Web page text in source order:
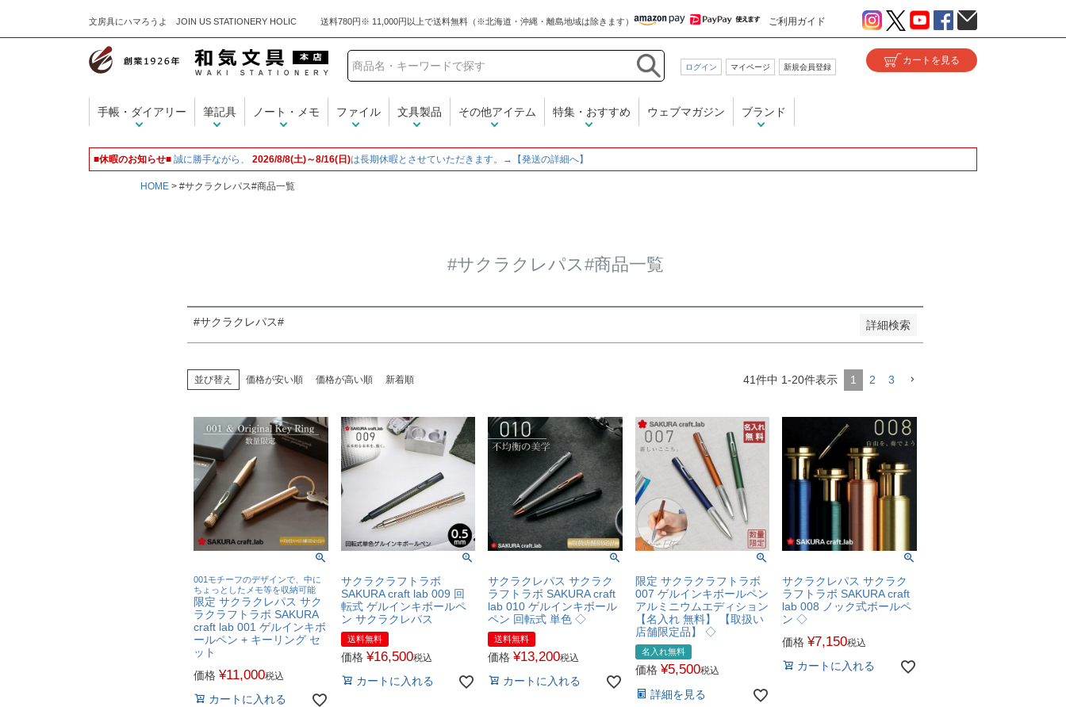
文房具にハマろうよ JOIN US STATIONERY HOLIC ご利用ガイド
和気文具
ログイン マイページ 新規会員登録
手帳・ダイアリー 筆記具 ノート・メモ ファイル 文具製品 その他アイテム 特集・おすすめ ウェブマガジン ブランド
■休暇のお知らせ■ 誠に勝手ながら、 2026/8/8(土)～8/16(日)は長期休暇とさせていただきます。→【発送の詳細へ】
HOME #サクラクレパス#商品一覧
#サクラクレパス#商品一覧
#サクラクレパス# 詳細検索
キーワード
～
商品タグ
商品番号/JANコード
並び替え 価格が安い順 価格が高い順 新着順 41件中 1-20件表示 1 2 3
001モチーフのデザインで、中に
ちょっとしたメモ等を収納可能
限定 サクラクレパス サク
ラクラフトラボ SAKURA
craft lab 001 ゲルインキボ
ールペン + キーリング セ
ット
価格 ¥11,000税込
カートに入れる
サクラクラフトラボ
SAKURA craft lab 009 回
転式 ゲルインキボールペ
ン サクラクレパス
送料無料
価格 ¥16,500税込
カートに入れる
サクラクレパス サクラク
ラフトラボ SAKURA craft
lab 010 ゲルインキボール
ペン 回転式 単色 ◇
送料無料
価格 ¥13,200税込
カートに入れる
限定 サクラクラフトラボ
007 ゲルインキボールペン
アルミニウムエディション
【名入れ 無料】 【取扱い
店舗限定品】 ◇
名入れ無料
価格 ¥5,500税込
詳細を見る
サクラクレパス サクラク
ラフトラボ SAKURA craft
lab 008 ノック式ボールペ
ン ◇
価格 ¥7,150税込
カートに入れる